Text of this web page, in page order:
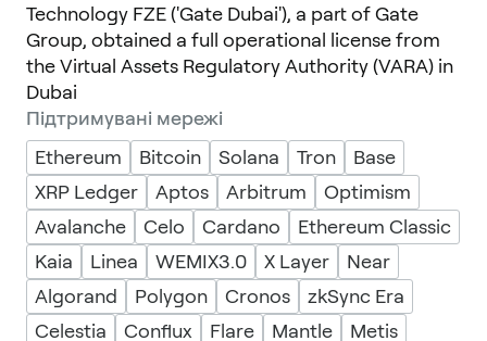
Technology FZE ('Gate Dubai'), a part of Gate
Group, obtained a full operational license from
the Virtual Assets Regulatory Authority (VARA) in
Dubai
Підтримувані мережі
Ethereum
Bitcoin Solana Tron
Base
XRP Ledger
Aptos Arbitrum
Optimism
Avalanche
Celo Cardano
Ethereum Classic
Kaia
Linea WEMIX3.0 X Layer
Near
Algorand
Polygon Cronos
zkSync Era
Celestia
Conflux Flare Mantle
Metis